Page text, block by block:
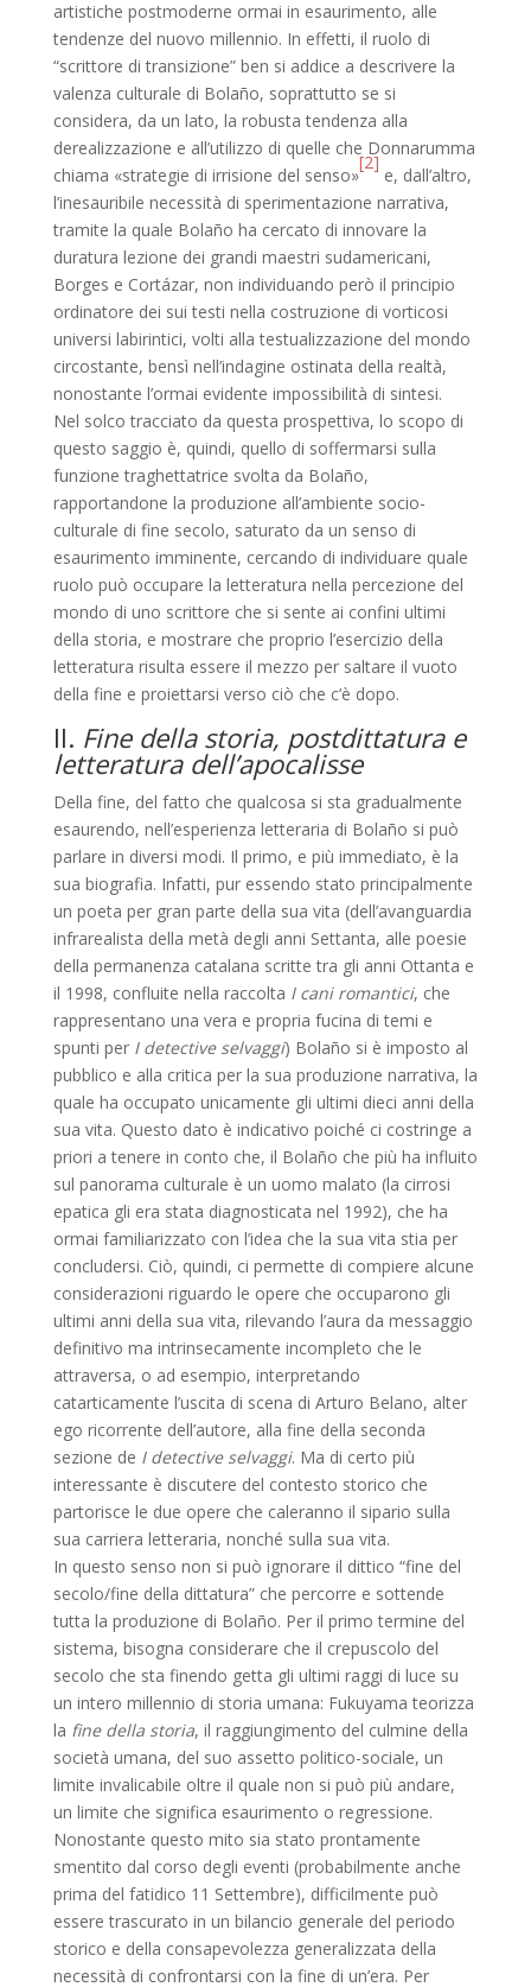
artistiche postmoderne ormai in esaurimento, alle
tendenze del nuovo millennio. In effetti, il ruolo di
“scrittore di transizione” ben si addice a descrivere la
valenza culturale di Bolaño, soprattutto se si
considera, da un lato, la robusta tendenza alla
derealizzazione e all’utilizzo di quelle che Donnarumma
chiama «strategie di irrisione del senso»
[2]
e, dall’altro,
l’inesauribile necessità di sperimentazione narrativa,
tramite la quale Bolaño ha cercato di innovare la
duratura lezione dei grandi maestri sudamericani,
Borges e Cortázar, non individuando però il principio
ordinatore dei sui testi nella costruzione di vorticosi
universi labirintici, volti alla testualizzazione del mondo
circostante, bensì nell’indagine ostinata della realtà,
nonostante l’ormai evidente impossibilità di sintesi.
Nel solco tracciato da questa prospettiva, lo scopo di
questo saggio è, quindi, quello di soffermarsi sulla
funzione traghettatrice svolta da Bolaño,
rapportandone la produzione all’ambiente socio-
culturale di fine secolo, saturato da un senso di
esaurimento imminente, cercando di individuare quale
ruolo può occupare la letteratura nella percezione del
mondo di uno scrittore che si sente ai confini ultimi
della storia, e mostrare che proprio l’esercizio della
letteratura risulta essere il mezzo per saltare il vuoto
della fine e proiettarsi verso ciò che c’è dopo.
II. Fine della storia, postdittatura e
letteratura dell’apocalisse
Della fine, del fatto che qualcosa si sta gradualmente
esaurendo, nell’esperienza letteraria di Bolaño si può
parlare in diversi modi. Il primo, e più immediato, è la
sua biografia. Infatti, pur essendo stato principalmente
un poeta per gran parte della sua vita (dell’avanguardia
infrarealista della metà degli anni Settanta, alle poesie
della permanenza catalana scritte tra gli anni Ottanta e
il 1998, confluite nella raccolta I cani romantici, che
rappresentano una vera e propria fucina di temi e
spunti per I detective selvaggi) Bolaño si è imposto al
pubblico e alla critica per la sua produzione narrativa, la
quale ha occupato unicamente gli ultimi dieci anni della
sua vita. Questo dato è indicativo poiché ci costringe a
priori a tenere in conto che, il Bolaño che più ha influito
sul panorama culturale è un uomo malato (la cirrosi
epatica gli era stata diagnosticata nel 1992), che ha
ormai familiarizzato con l’idea che la sua vita stia per
concludersi. Ciò, quindi, ci permette di compiere alcune
considerazioni riguardo le opere che occuparono gli
ultimi anni della sua vita, rilevando l’aura da messaggio
definitivo ma intrinsecamente incompleto che le
attraversa, o ad esempio, interpretando
catarticamente l’uscita di scena di Arturo Belano, alter
ego ricorrente dell’autore, alla fine della seconda
sezione de I detective selvaggi. Ma di certo più
interessante è discutere del contesto storico che
partorisce le due opere che caleranno il sipario sulla
sua carriera letteraria, nonché sulla sua vita.
In questo senso non si può ignorare il dittico “fine del
secolo/fine della dittatura” che percorre e sottende
tutta la produzione di Bolaño. Per il primo termine del
sistema, bisogna considerare che il crepuscolo del
secolo che sta finendo getta gli ultimi raggi di luce su
un intero millennio di storia umana: Fukuyama teorizza
la fine della storia, il raggiungimento del culmine della
società umana, del suo assetto politico-sociale, un
limite invalicabile oltre il quale non si può più andare,
un limite che significa esaurimento o regressione.
Nonostante questo mito sia stato prontamente
smentito dal corso degli eventi (probabilmente anche
prima del fatidico 11 Settembre), difficilmente può
essere trascurato in un bilancio generale del periodo
storico e della consapevolezza generalizzata della
necessità di confrontarsi con la fine di un’era. Per